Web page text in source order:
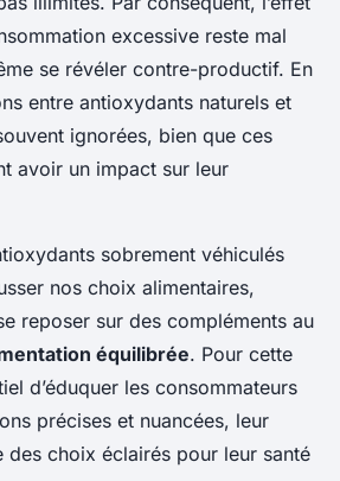
excessive reste mal
se révéler contre-productif. En
entre antioxydants naturels et
ignorées, bien que ces
avoir un impact sur leur
sobrement véhiculés
nos choix alimentaires,
reposer sur des compléments au
équilibrée. Pour cette
d’éduquer les consommateurs
précises et nuancées, leur
des choix éclairés pour leur santé